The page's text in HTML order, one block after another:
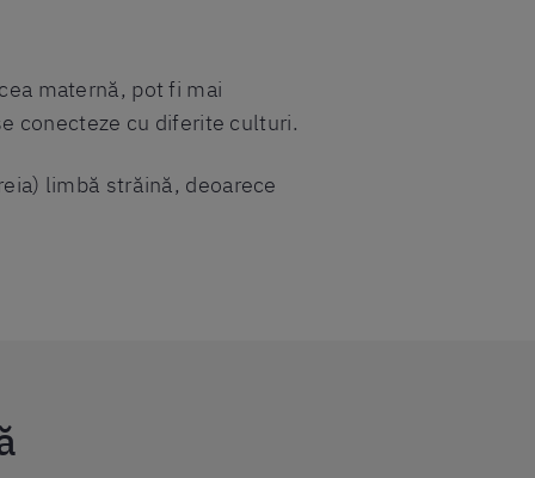
maternă, pot fi mai
conecteze cu diferite culturi.
limbă străină, deoarece